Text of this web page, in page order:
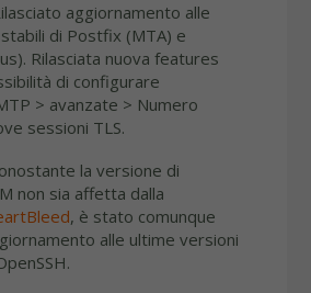
aggiornamento alle
di Postfix (MTA) e
Rilasciata nuova features
di configurare
> avanzate > Numero
sessioni TLS.
la versione di
non sia affetta dalla
, è stato comunque
alle ultime versioni